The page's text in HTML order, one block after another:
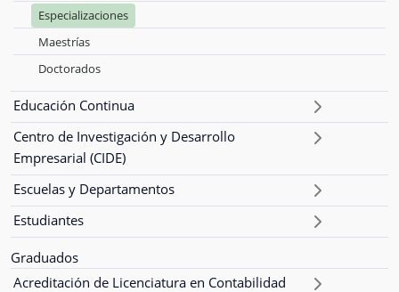
Especializaciones
Maestrías
Doctorados
Educación Continua
Centro de Investigación y Desarrollo
Empresarial (CIDE)
Escuelas y Departamentos
Estudiantes
Graduados
Acreditación de Licenciatura en Contabilidad